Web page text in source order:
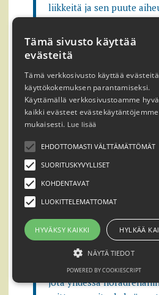
liikkeitä ja sen puute
eli
kouristelua, nykimistä ja
pakkoliikkeitä. Ihmisen
voimakkaille
verrannollinen aivojen
dopamiinipitoisuudelle.
aiheuttaa mielihyvän
osallistuu tunteiden
välityksellä. Dopamiini
elimistöön piristävästi ja
lisäävästi nostaen
*adrenaliini
Adrenaliini on
jota yhdessä
Tämä sivusto käyttää
evästeitä
Tämä verkkosivusto käyttää evästeitä
käyttökokemuksen parantamiseksi.
Käyttämällä verkkosivustoamme
kaikki evästeet evästekäytäntöjemme
mukaisesti. Lue lisää
EHDOTTOMASTI VÄLTTÄMÄTTÖMÄT
SUORITUSKYVYLLISET
KOHDENTAVAT
LUOKITTELEMATTOMAT
HYVÄKSY KAIKKI HYLKÄÄ
NÄYTÄ TIEDOT
POWERED BY COOKIESCRIPT